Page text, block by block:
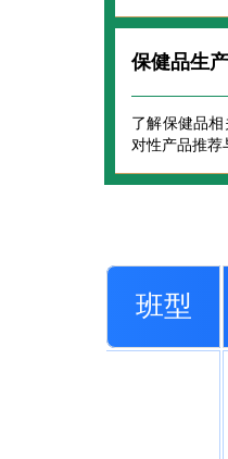
保健品生
了解保健品
对性产品推荐
班型